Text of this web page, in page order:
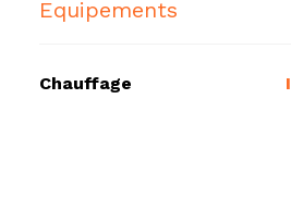
Equipements
Chauffage